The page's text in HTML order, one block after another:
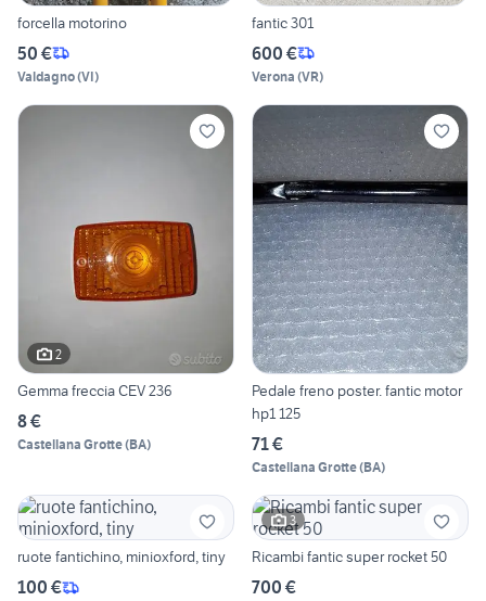
forcella motorino
50 €
Valdagno(VI)
fantic 301
600 €
Verona (VR)
2
Gemma freccia CEV 236
8 €
Castellana Grotte(BA)
Pedale freno poster. fantic motor
hp1 125
71 €
Castellana Grotte(BA)
ruote fantichino, minioxford, tiny
100 €
3
Ricambi fantic super rocket 50
700 €